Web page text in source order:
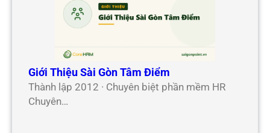
Giới Thiệu Sài Gòn Tâm Điểm
Thành lập 2012 · Chuyên biệt phần mềm HR
Chuyên…